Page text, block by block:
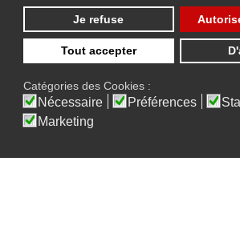
Je refuse
Tout accepter
Catégories des Cookies :
Nécessaire Préférences
Marketing
Souscrire